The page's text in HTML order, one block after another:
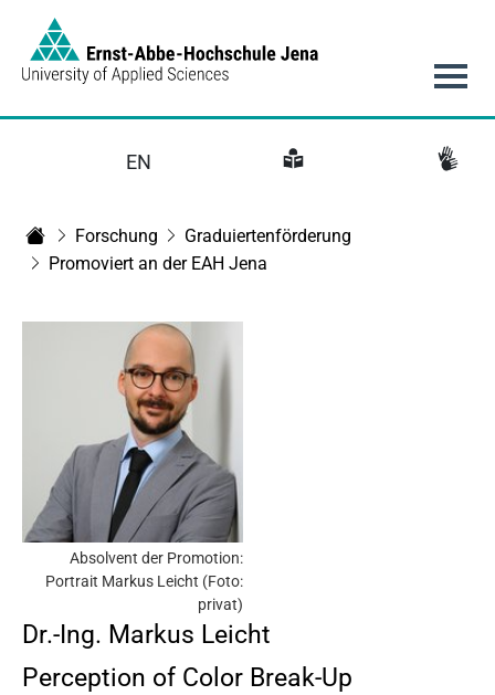
EN
Startseite
Forschung
Graduiertenförderung
Promoviert an der EAH Jena
Absolvent der Promotion:
Portrait Markus Leicht (Foto:
privat)
Dr.-Ing. Markus Leicht
Perception of Color Break-Up